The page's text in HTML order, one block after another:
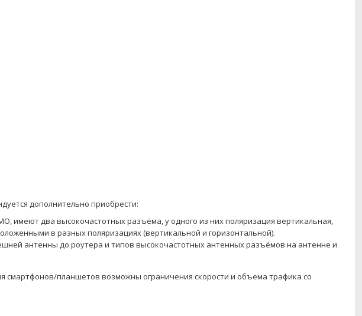
дополнительно приобрести:
имеют два высокочастотных разъёма, у одного из них поляризация вертикальная,
в разных поляризациях (вертикальной и горизонтальной).
антенны до роутера и типов высокочастотных антенных разъёмов на антенне и
смартфонов/планшетов возможны ограничения скорости и объема трафика со